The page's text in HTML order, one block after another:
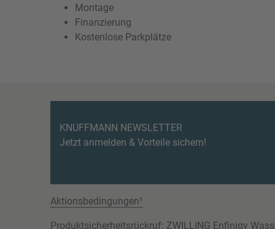
Montage
Finanzierung
Kostenlose Parkplätze
KNUFFMANN NEWSLETTER
Jetzt anmelden & Vorteile sichern!
Aktionsbedingungen¹
Produktsicherheitsrückruf: ZWILLING Enfinigy